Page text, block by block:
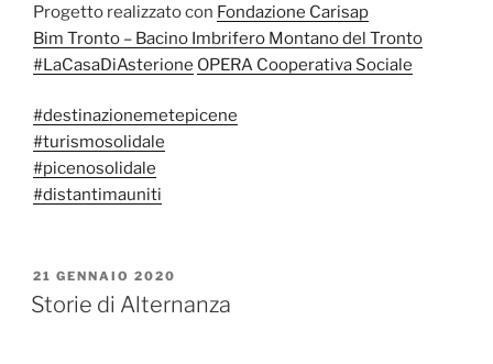
Progetto realizzato con Fondazione Carisap
Bim Tronto – Bacino Imbrifero Montano del Tronto
#LaCasaDiAsterione OPERA Cooperativa Sociale
#destinazionemetepicene
#turismosolidale
#picenosolidale
#distantimauniti
PUBBLICATO
IL
21 GENNAIO 2020
Storie di Alternanza